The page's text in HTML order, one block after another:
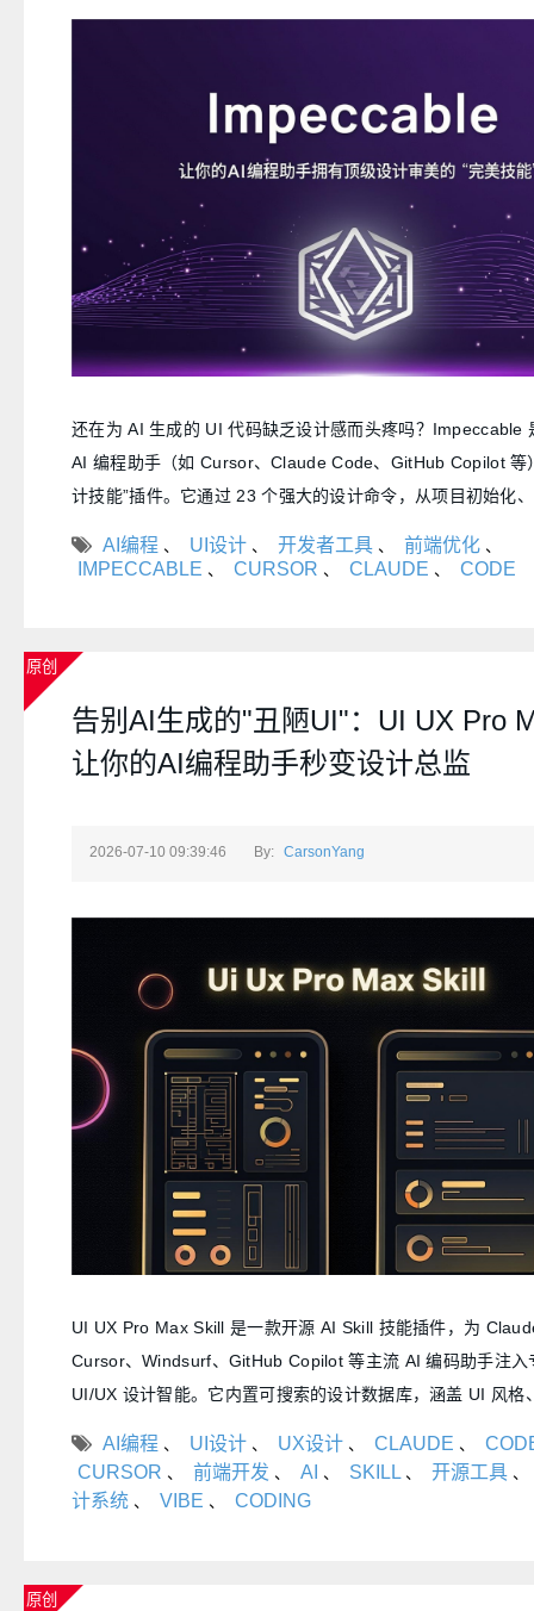
还在为 AI 生成的 UI 代码缺乏设计感而头疼吗？Impeccable
AI 编程助手（如 Cursor、Claude Code、GitHub Copilot 等
计技能”插件。它通过 23 个强大的设计命令，从项目初始化
计审美。本文将带你全面了解 Impeccable 的安装、核心用
AI编程 、 UI设计 、 开发者工具 、 前端优化 、
IMPECCABLE 、 CURSOR 、 CLAUDE 、 CODE
原创
告别AI生成的"丑陋UI"：UI UX Pro
让你的AI编程助手秒变设计总监
2026-07-10 09:39:46 By: CarsonYang
UI UX Pro Max Skill 是一款开源 AI Skill 技能插件，为
Cursor、Windsurf、GitHub Copilot 等主流 AI 编码助手注入
UI/UX 设计智能。它内置可搜索的设计数据库，涵盖 UI 风格
并输出高质量代码，彻底解决 AI 生成界面"功能没问题但就
GitHub Star 已超 24.7k，是当下最火爆的 AI 设计技能之一。
AI编程 、 UI设计 、 UX设计 、 CLAUDE 、
CURSOR 、 前端开发 、 AI 、 SKILL 、 开源工具 、
计系统 、 VIBE 、 CODING
原创